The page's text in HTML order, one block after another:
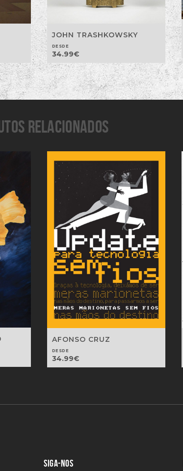
JOHN TRASHKOWSKY
DESDE
34.99€
RELACIONADOS
AFONSO CRUZ
DESDE
34.99€
SIGA-NOS